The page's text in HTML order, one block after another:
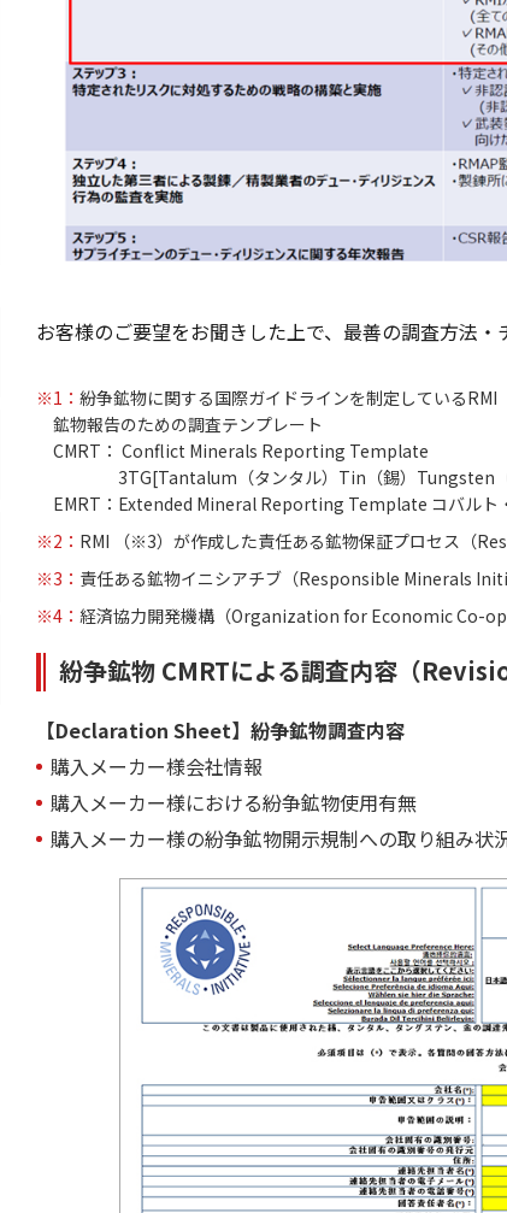
お客様のご要望をお聞きした上で、最善の調査方法・
※1： 紛争鉱物に関する国際ガイドラインを制定している
鉱物報告のための調査テンプレート
CMRT： Conflict Minerals Reporting Template
3TG[Tantalum（タンタル）Tin（錫）Tungsten（タ
EMRT：Extended Mineral Reporting Template コバルト
※2： RMI （※3）が作成した責任ある鉱物保証プロセス（
※3： 責任ある鉱物イニシアチブ（Responsible Minerals
※4： 経済協力開発機構（Organization for Economic Co-
紛争鉱物 CMRTによる調査内容（
【Declaration Sheet】紛争鉱物調査内容
購入メーカー様会社情報
購入メーカー様における紛争鉱物使用有無
購入メーカー様の紛争鉱物開示規制への取り組み状